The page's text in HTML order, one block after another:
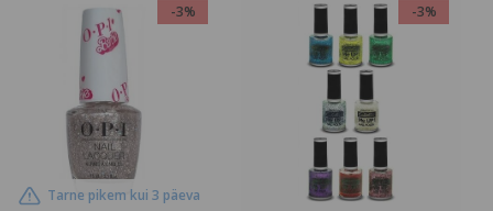
-3%
Tarne pikem kui 3 päeva
-3%